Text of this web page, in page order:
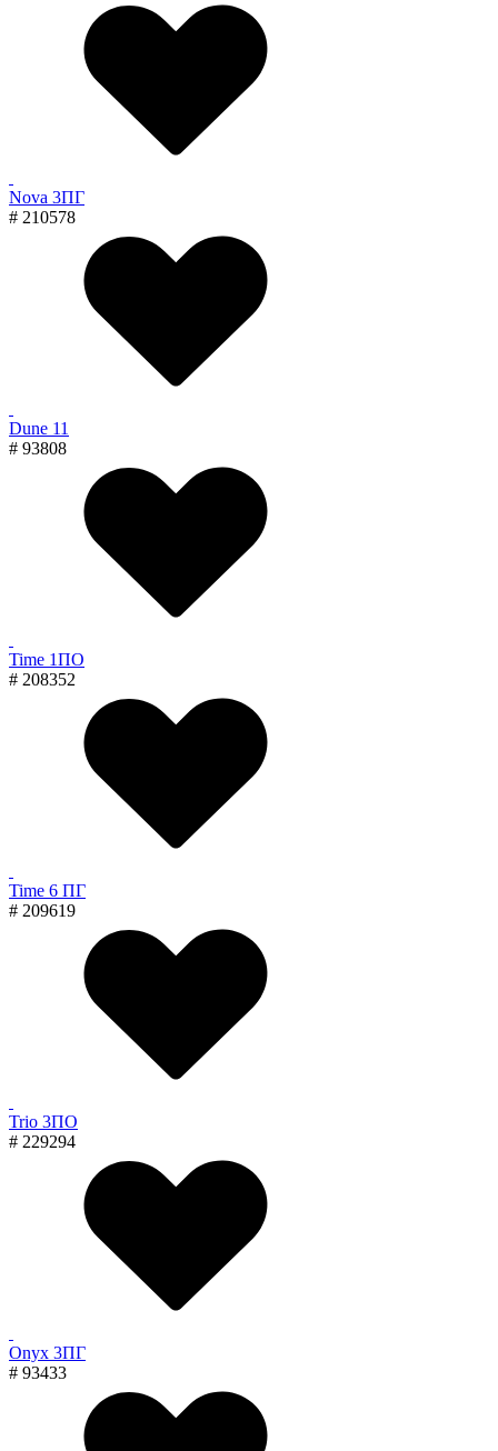
Nova 3ПГ
# 210578
Dune 11
# 93808
Time 1ПО
# 208352
Time 6 ПГ
# 209619
Trio 3ПО
# 229294
Onyx 3ПГ
# 93433